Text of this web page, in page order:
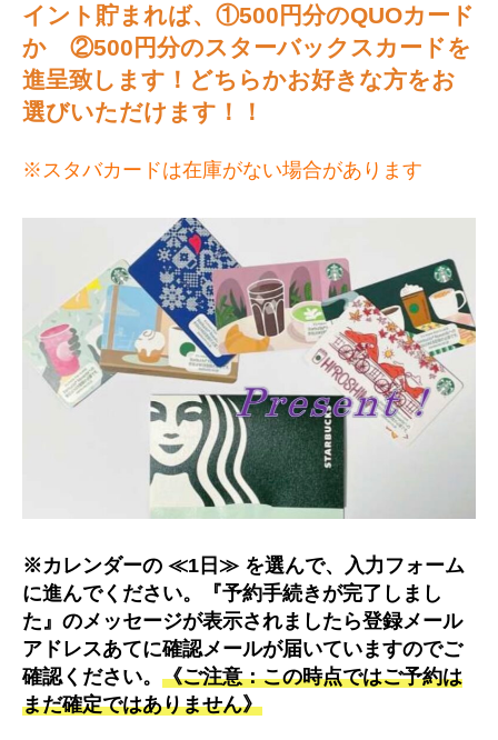
イント貯まれば、①500円分のQUOカード
か ②500円分のスターバックスカードを
進呈致します！どちらかお好きな方をお
選びいただけます！！
※スタバカードは在庫がない場合があります
※カレンダーの ≪1日≫ を選んで、入力フォーム
に進んでください。『予約手続きが完了しまし
た』のメッセージが表示されましたら登録メール
アドレスあてに確認メールが届いていますのでご
確認ください。 《ご注意：この時点ではご予約は
まだ確定ではありません》